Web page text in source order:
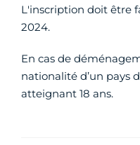
L'inscription doit être
2024.
En cas de
nationalité d’un pays
atteignant 18 ans.